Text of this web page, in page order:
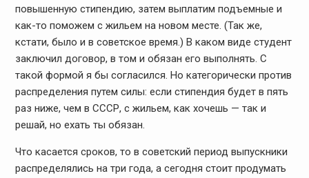
повышенную стипендию, затем выплатим подъемные и
как-то поможем с жильем на новом месте. (Так же,
кстати, было и в советское время.) В каком виде студент
заключил договор, в том и обязан его выполнять. С
такой формой я бы согласился. Но категорически против
распределения путем силы: если стипендия будет в пять
раз ниже, чем в СССР, с жильем, как хочешь — так и
решай, но ехать ты обязан.
Что касается сроков, то в советский период выпускники
распределялись на три года, а сегодня стоит продумать